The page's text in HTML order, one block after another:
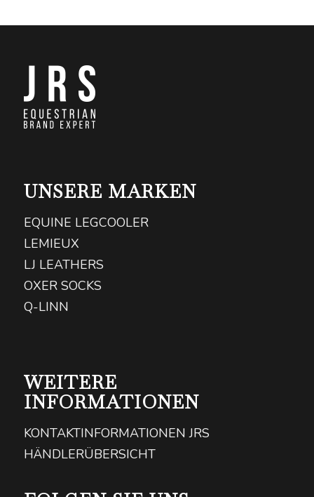
UNSERE MARKEN
EQUINE LEGCOOLER
LEMIEUX
LJ LEATHERS
OXER SOCKS
Q-LINN
WEITERE
INFORMATIONEN
KONTAKTINFORMATIONEN JRS
HÄNDLERÜBERSICHT